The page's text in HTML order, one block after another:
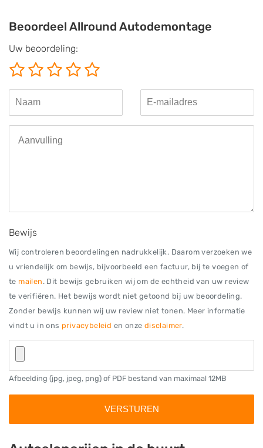
Beoordeel Allround Autodemontage
Uw beoordeling:
Bewijs
Wij controleren beoordelingen nadrukkelijk. Daarom verzoeken we
u vriendelijk om bewijs, bijvoorbeeld een factuur, bij te voegen of
te mailen . Dit bewijs gebruiken wij om de echtheid van uw review
te verifiëren. Het bewijs wordt niet getoond bij uw beoordeling.
Zonder bewijs kunnen wij uw review niet tonen. Meer informatie
vindt u in ons privacybeleid en onze disclaimer.
Afbeelding (jpg, jpeg, png) of PDF bestand van maximaal 12MB